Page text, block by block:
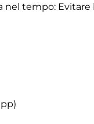
tempo: